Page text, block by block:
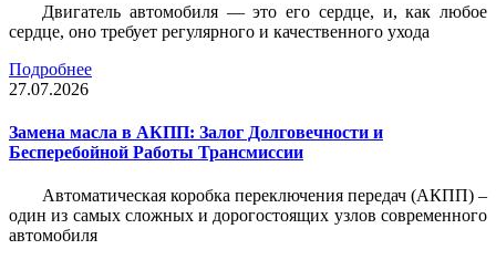
Двигатель автомобиля — это его сердце, и, как любое
сердце, оно требует регулярного и качественного ухода
Подробнее
27.07.2026
Замена масла в АКПП: Залог Долговечности и
Бесперебойной Работы Трансмиссии
Автоматическая коробка переключения передач (АКПП) –
один из самых сложных и дорогостоящих узлов современного
автомобиля